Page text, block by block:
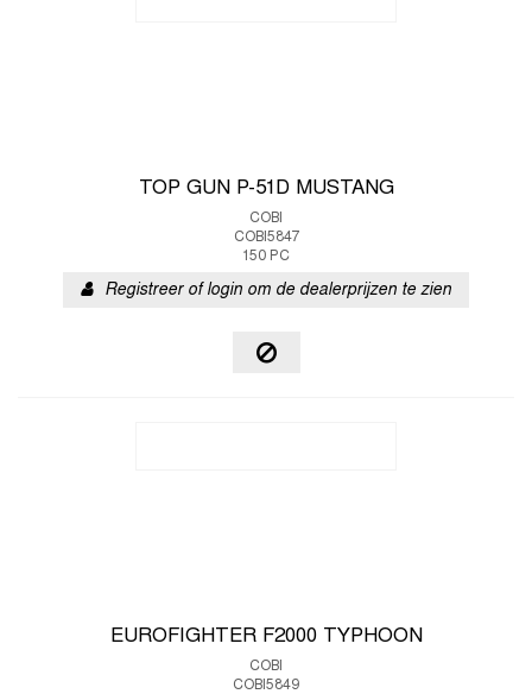
TOP GUN P-51D MUSTANG
COBI
COBI5847
150 PC
Registreer of login om de dealerprijzen te zien
EUROFIGHTER F2000 TYPHOON
COBI
COBI5849